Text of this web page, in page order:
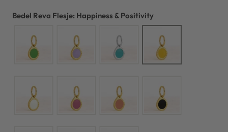
Bedel Reva Flesje: Happiness & Positivity